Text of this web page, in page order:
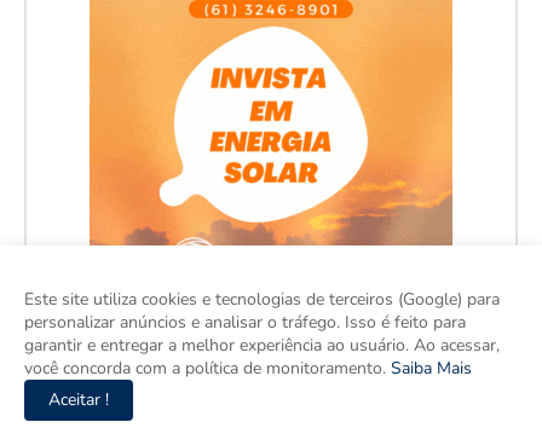
Este site utiliza cookies e tecnologias de terceiros (Google) para
personalizar anúncios e analisar o tráfego. Isso é feito para
garantir e entregar a melhor experiência ao usuário. Ao acessar,
você concorda com a política de monitoramento. Saiba Mais
Aceitar !